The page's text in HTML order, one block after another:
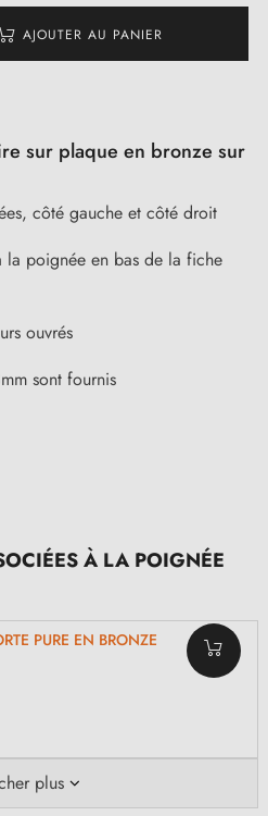
AJOUTER AU PANIER
sur plaque en bronze sur
côté gauche et côté droit
la poignée en bas de la fiche
ouvrés
sont fournis
À LA POIGNÉE
PURE EN BRONZE
plus